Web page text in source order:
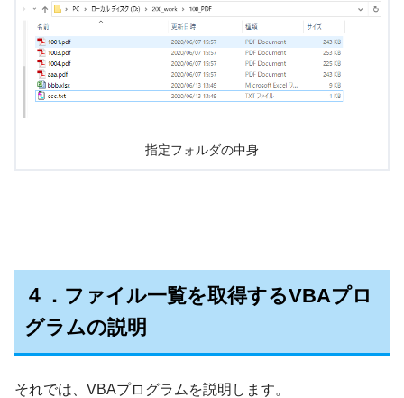
指定フォルダの中身
４．ファイル一覧を取得するVBAプロ
グラムの説明
それでは、VBAプログラムを説明します。